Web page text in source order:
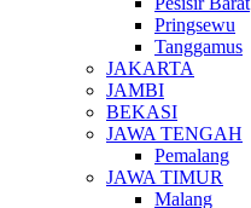
Pringsewu
Tanggamus
JAKARTA
JAMBI
BEKASI
JAWA TENGAH
Pemalang
JAWA TIMUR
Malang